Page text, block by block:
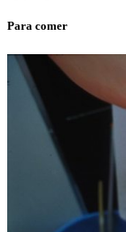
Para comer